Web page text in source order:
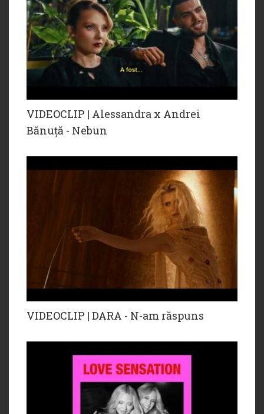
VIDEOCLIP | Alessandra x Andrei
Bănuță - Nebun
VIDEOCLIP | DARA - N-am răspuns